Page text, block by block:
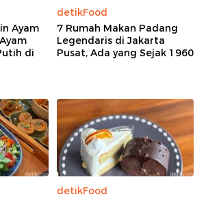
Ayam
di
detikFood
7 Rumah Makan Padang
Legendaris di Jakarta
Pusat, Ada yang Sejak 1960
detikFood